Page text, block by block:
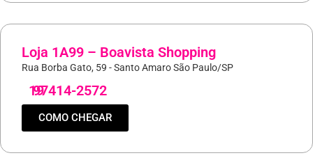
Loja 1A99 – Boavista Shopping
Rua Borba Gato, 59 - Santo Amaro São Paulo/SP
19
97414-2572
COMO CHEGAR